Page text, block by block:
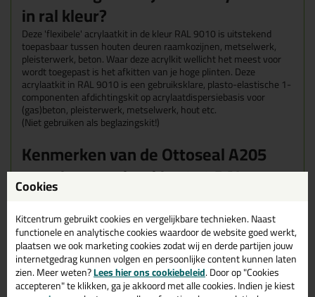
in ral kleur?
Deze 'flexibele' acrylaatkit in de kleur RAL 9010 is uitstekend
toepasbaar tussen houten deuren raamkozijnen, metselwerk,
pleisterwerk, beton. Waar deze acrylkit wellicht het meest voor
wordt toegepast is het afkitten van je hoge plinten.Deze
acrylaatkit in RAL 9010 is een gebruiksklare, plasto-elastische 1-
componenten afdichtingskit op acrylaatdispersiebasis voor
(gas)beton, pleisterwerk, metselwerk, hout etc.
(Niet gebruiken als beglazingskit!)
Kenmerken van deOttoseal A205
premium acrylaatkit 9010 RAL
Wordt niet bros
Reukloos
Siliconenvrij
Overschilderbaar
Goede UV-bestendigheid
Geurarm
Cookies
Kitcentrum gebruikt cookies en vergelijkbare technieken. Naast
functionele en analytische cookies waardoor de website goed werkt,
plaatsen we ook marketing cookies zodat wij en derde partijen jouw
internetgedrag kunnen volgen en persoonlijke content kunnen laten
zien. Meer weten?Lees hier ons cookiebeleid. Door op "Cookies
accepteren" te klikken, ga je akkoord met alle cookies. Indien je kiest